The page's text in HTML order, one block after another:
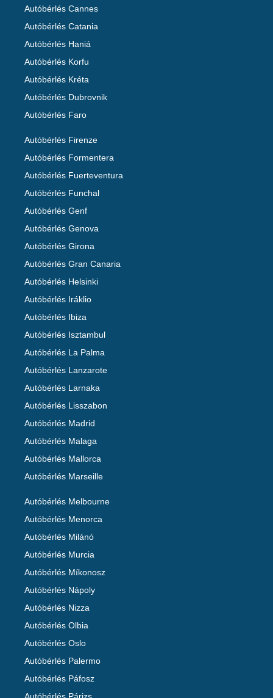
Autóbérlés Cannes
Autóbérlés Catania
Autóbérlés Haniá
Autóbérlés Korfu
Autóbérlés Kréta
Autóbérlés Dubrovnik
Autóbérlés Faro
Autóbérlés Firenze
Autóbérlés Formentera
Autóbérlés Fuerteventura
Autóbérlés Funchal
Autóbérlés Genf
Autóbérlés Genova
Autóbérlés Girona
Autóbérlés Gran Canaria
Autóbérlés Helsinki
Autóbérlés Iráklio
Autóbérlés Ibiza
Autóbérlés Isztambul
Autóbérlés La Palma
Autóbérlés Lanzarote
Autóbérlés Larnaka
Autóbérlés Lisszabon
Autóbérlés Madrid
Autóbérlés Malaga
Autóbérlés Mallorca
Autóbérlés Marseille
Autóbérlés Melbourne
Autóbérlés Menorca
Autóbérlés Milánó
Autóbérlés Murcia
Autóbérlés Míkonosz
Autóbérlés Nápoly
Autóbérlés Nizza
Autóbérlés Olbia
Autóbérlés Oslo
Autóbérlés Palermo
Autóbérlés Páfosz